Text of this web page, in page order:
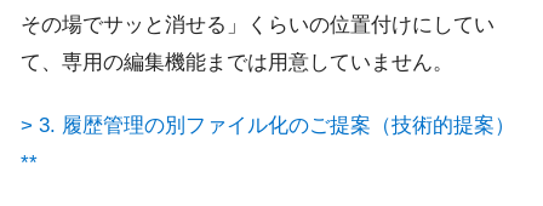
その場でサッと消せる」くらいの位置付けにしてい
て、専用の編集機能までは用意していません。
> 3. 履歴管理の別ファイル化のご提案（技術的提案）
**